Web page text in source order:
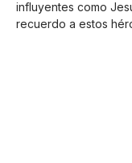
influyentes como
recuerdo a estos